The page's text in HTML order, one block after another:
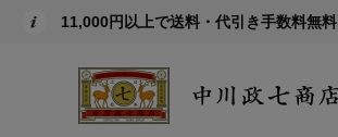
11,000円以上で送料・代引き手数料無料